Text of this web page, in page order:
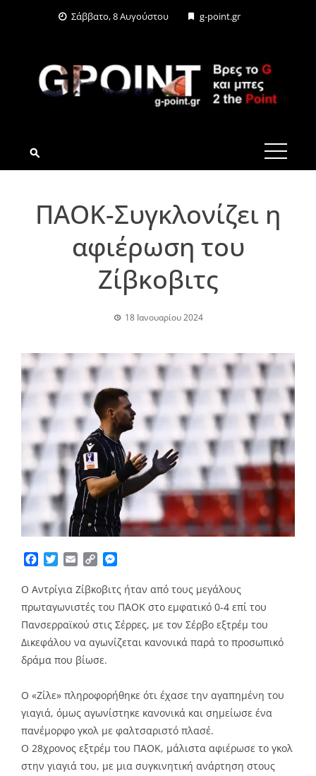
Σάββατο, 8 Αυγούστου g-point.gr
G-POINT.GR
ΠΑΟΚ-Συγκλονίζει η
αφιέρωση του
Ζίβκοβιτς
18 Ιανουαρίου 2024
Facebook
TwitterEmailCopy
Ο Αντρίγια Ζίβκοβιτς ήταν από τους μεγάλους
πρωταγωνιστές του ΠΑΟΚ στο εμφατικό 0-4 επί του
Πανσερραϊκού στις Σέρρες, με τον Σέρβο εξτρέμ του
Δικεφάλου να αγωνίζεται κανονικά παρά το προσωπικό
δράμα που βίωσε.
Ο «Ζίλε» πληροφορήθηκε ότι έχασε την αγαπημένη του
γιαγιά, όμως αγωνίστηκε κανονικά και σημείωσε ένα
πανέμορφο γκολ με φαλτσαριστό πλασέ.
Ο 28χρονος εξτρέμ του ΠΑΟΚ, μάλιστα αφιέρωσε το γκολ
στην γιαγιά του, με μια συγκινητική ανάρτηση στους